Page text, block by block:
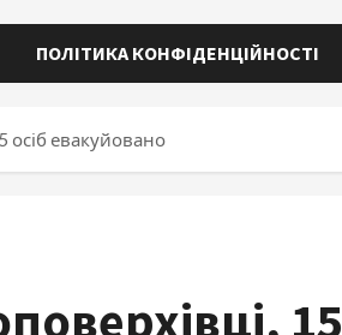
ПОЛІТИКА КОНФІДЕНЦІЙНОСТІ
осіб евакуйовано
15